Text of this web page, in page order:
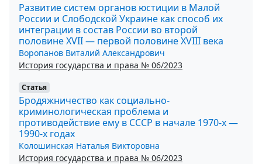
Развитие систем органов юстиции в Малой
России и Слободской Украине как способ их
интеграции в состав России во второй
половине XVII — первой половине XVIII века
Воропанов Виталий Александрович
История государства и права № 06/2023
Статья
Бродяжничество как социально-
криминологическая проблема и
противодействие ему в СССР в начале 1970-х —
1990-х годах
Колошинская Наталья Викторовна
История государства и права № 06/2023